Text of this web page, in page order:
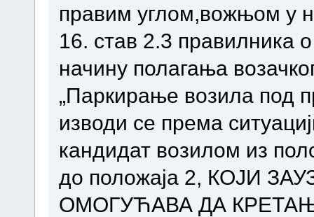
правим углом,вожњом у
16. став 2.3 правилника
начину полагања
„Паркирање возила под
изводи се према
кандидат возилом из
до положаја 2, КОЈИ
ОМОГУЋАВА ДА